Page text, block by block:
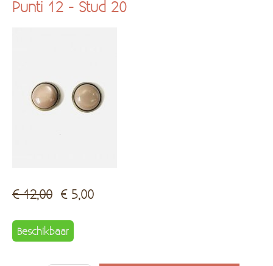
Punti 12 - Stud 20
€ 12,00 € 5,00
Beschikbaar